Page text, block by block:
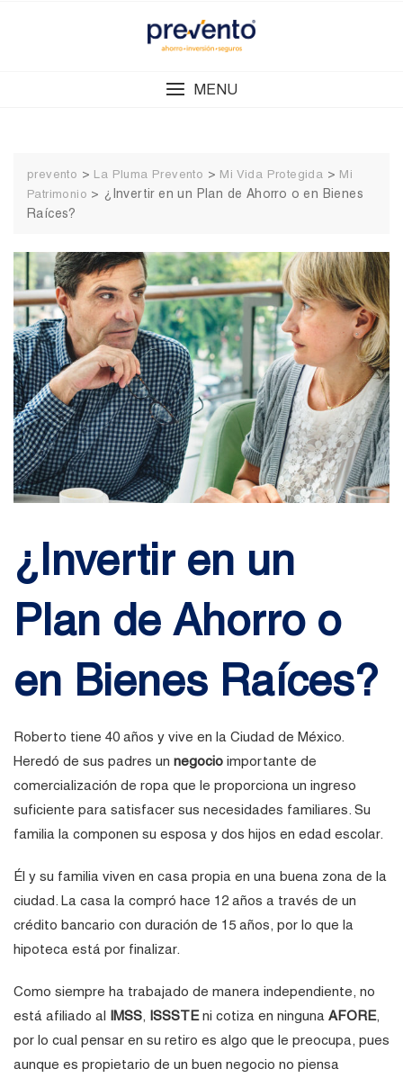
MENU
prevento > La Pluma Prevento > Mi Vida Protegida > Mi
Patrimonio > ¿Invertir en un Plan de Ahorro o en Bienes
Raíces?
¿Invertir en un
Plan de Ahorro o
en Bienes Raíces?
Roberto tiene 40 años y vive en la Ciudad de México.
Heredó de sus padres un negocio importante de
comercialización de ropa que le proporciona un ingreso
suficiente para satisfacer sus necesidades familiares. Su
familia la componen su esposa y dos hijos en edad escolar.
Él y su familia viven en casa propia en una buena zona de la
ciudad. La casa la compró hace 12 años a través de un
crédito bancario con duración de 15 años, por lo que la
hipoteca está por finalizar.
Como siempre ha trabajado de manera independiente, no
está afiliado al IMSS, ISSSTEni cotiza en ninguna AFORE,
por lo cual pensar en su retiro es algo que le preocupa, pues
aunque es propietario de un buen negocio no piensa